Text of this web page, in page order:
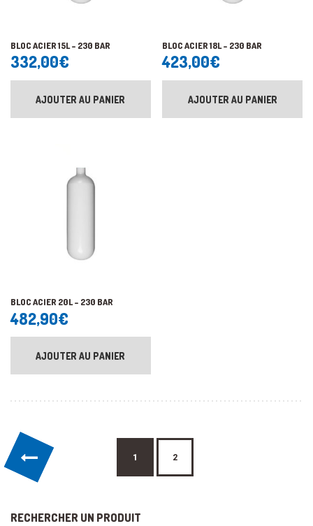
BLOC ACIER 15L – 230 BAR
332,00€
AJOUTER AU PANIER
BLOC ACIER 18L – 230 BAR
423,00€
AJOUTER AU PANIER
BLOC ACIER 20L – 230 BAR
482,90€
AJOUTER AU PANIER
← 1 2
RECHERCHER UN PRODUIT